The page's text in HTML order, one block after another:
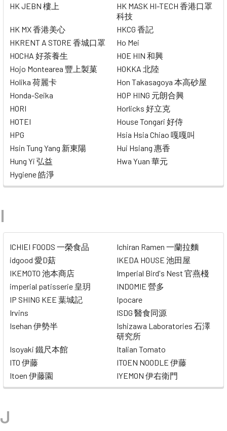
HK JEBN 樓上
HK MASK HI-TECH 香港口罩
科技
HK MX 香港美心
HKCG 香記
HKRENT A STORE 香城口罩
Ho Mei
HOCHA 好茶養生
HOE HIN 和興
Hojo Montearea 豐上製菓
HOKKA 北陸
Holika 荷麗卡
Hon Takasagoya 本高砂屋
Honda-Seika
HOP HING 元朗合興
HORI
Horlicks 好立克
HOTEI
House Tongari 好侍
HPG
Hsia Hsia Chiao 嘎嘎叫
Hsin Tung Yang 新東陽
Hui Hsiang 惠香
Hung Yi 弘益
Hwa Yuan 華元
Hygiene 皓淨
I
ICHIEI FOODS 一榮食品
Ichiran Ramen 一蘭拉麵
idgood 愛D菇
IKEDA HOUSE 池田屋
IKEMOTO 池本商店
Imperial Bird's Nest 官燕棧
imperial patisserie 皇玥
INDOMIE 營多
IP SHING KEE 葉城記
Ipocare
Irvins
ISDG 醫食同源
Isehan 伊勢半
Ishizawa Laboratories 石澤
研究所
Isoyaki 鐵尺本館
Italian Tomato
ITO 伊藤
ITOEN NOODLE 伊藤
Itoen 伊藤園
IYEMON 伊右衛門
J